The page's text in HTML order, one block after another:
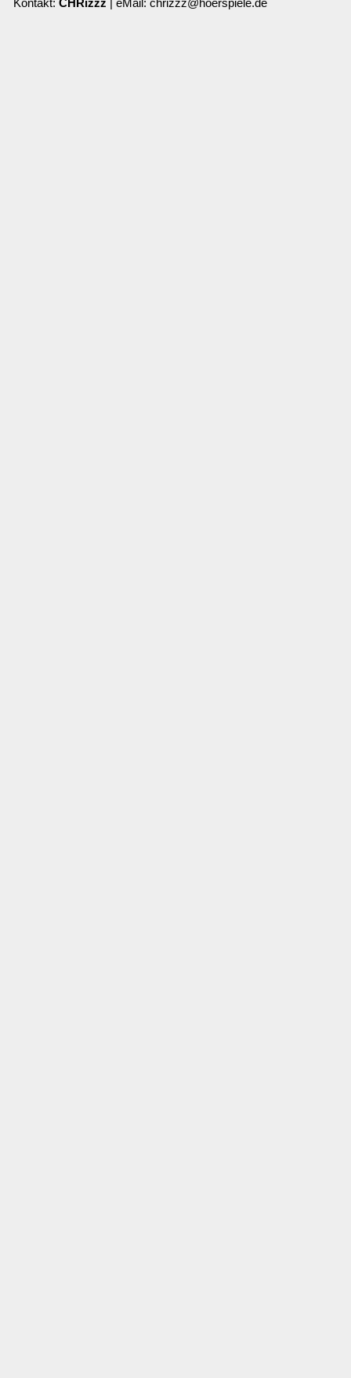
Kontakt: CHRizzz | eMail: chrizzz@hoerspiele.de